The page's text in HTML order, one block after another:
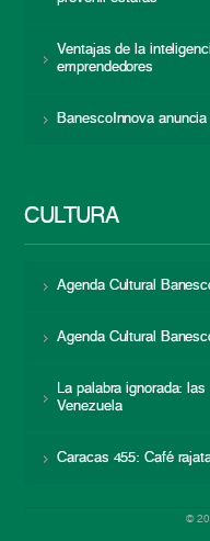
Ventajas de la
emprendedores
BanescoInnova
CULTURA
Agenda Cultural
Agenda Cultural
La palabra ignorada:
Venezuela
Caracas 455: Café
©